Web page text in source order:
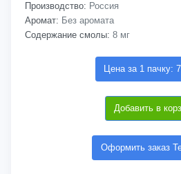
Производство: Россия
Аромат: Без аромата
Содержание смолы: 8 мг
Цена за 1 пачку:
Добавить в
Оформить заказ